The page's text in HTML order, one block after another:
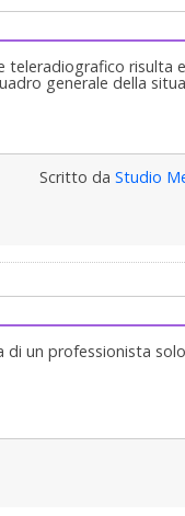
teleradiografico risulta
generale della
Scritto da Studio
di un professionista